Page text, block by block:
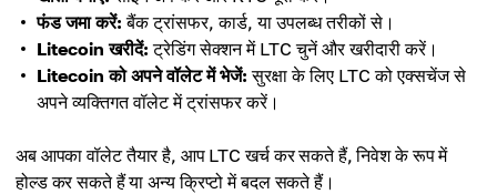
फंड जमा करें: बैंक ट्रांसफर, कार्ड, या उपलब्ध तरीकों से।
Litecoin खरीदें: ट्रेडिंग सेक्शन में LTC चुनें और खरीदारी करें।
Litecoin को अपने वॉलेट में भेजें: सुरक्षा के लिए LTC को एक्सचेंज से
अपने व्यक्तिगत वॉलेट में ट्रांसफर करें।
अब आपका वॉलेट तैयार है, आप LTC खर्च कर सकते हैं, निवेश के रूप में
होल्ड कर सकते हैं या अन्य क्रिप्टो में बदल सकते हैं।